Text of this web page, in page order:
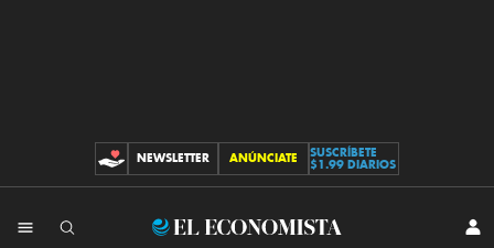
CONTRIBUCIONES
NEWSLETTER ANÚNCIATE
SUSCRÍBETE
$1.99 DIARIOS
El